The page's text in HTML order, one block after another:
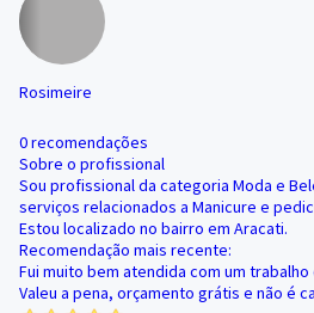
Rosimeire
0 recomendações
Sobre o profissional
Sou profissional da categoria Moda e
serviços relacionados a Manicure e
Estou localizado no bairro em Aracati.
Recomendação mais recente:
Fui muito bem atendida com um trabalho
Valeu a pena, orçamento grátis e não é